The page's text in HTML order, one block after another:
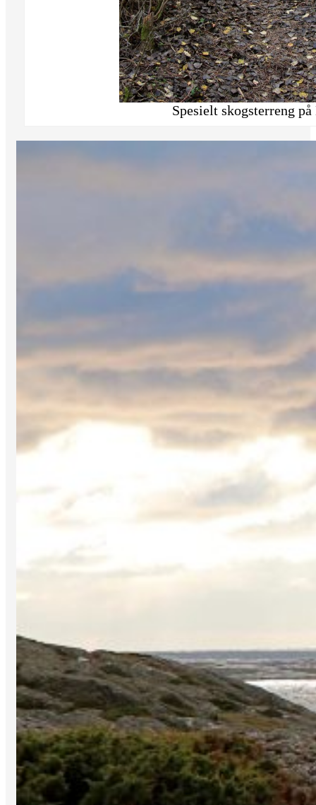
Spesielt skogsterreng